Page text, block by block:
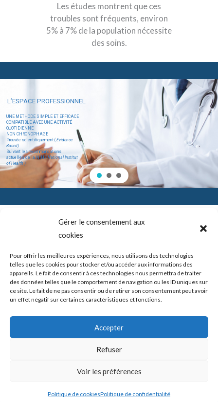
Gérer le consentement aux
cookies
Pour offrir les meilleures expériences, nous utilisons des technologies
telles que les cookies pour stocker et/ou accéder aux informations des
appareils. Le fait de consentir à ces technologies nous permettra de traiter
des données telles que le comportement de navigation ou les ID uniques sur
ce site. Le fait de ne pas consentir ou de retirer son consentement peut avoir
un effet négatif sur certaines caractéristiques et fonctions.
Accepter
Refuser
Voir les préférences
Politique de cookiesPolitique de confidentialité
Les études montrent que ces
troubles sont fréquents, environ
5% à 7% de la population nécessite
des soins.
L’ESPACE PROFESSIONNEL
UNE METHODE SIMPLE ET EFFICACE
COMPATIBLE AVEC UNE ACTIVITÉ
QUOTIDIENNE
NON CHRONOPHAGE
Prouvée scientifiquement ( Evidence
Based)
Suivant les recommandations
actuelles de la NIH( National Institut
of Health )
SADAM (Syndrome Algo-Dysfonctionnel de l’Appareil
l’articulation temporo-mandibulaire) – Troubles temporo-
mandibulaires. Douleurs de l’ATM – Blocage de la mâchoire –
Bruits – Articulation de la mâchoire. Douleur mâchoire
Copyright © 2026 shortcodeATM Guide Douleurs et/ou blocages
de la mâchoire -
Politique de confidentialité
Mis en place par ATM Guide Douleurs et/ou blocages de la